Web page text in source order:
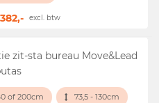
382,- excl. btw
zit-sta bureau Move&Lead
of 200cm 73,5 - 130cm